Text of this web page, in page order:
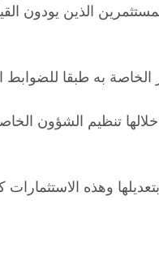
الذين يودون
به طبقا للضوابط
تنظيم الشؤون
وهذه الاستثمارات